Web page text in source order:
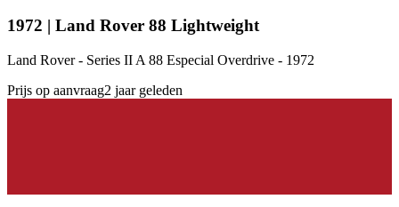
1972 | Land Rover 88 Lightweight
Land Rover - Series II A 88 Especial Overdrive - 1972
Prijs op aanvraag2 jaar geleden